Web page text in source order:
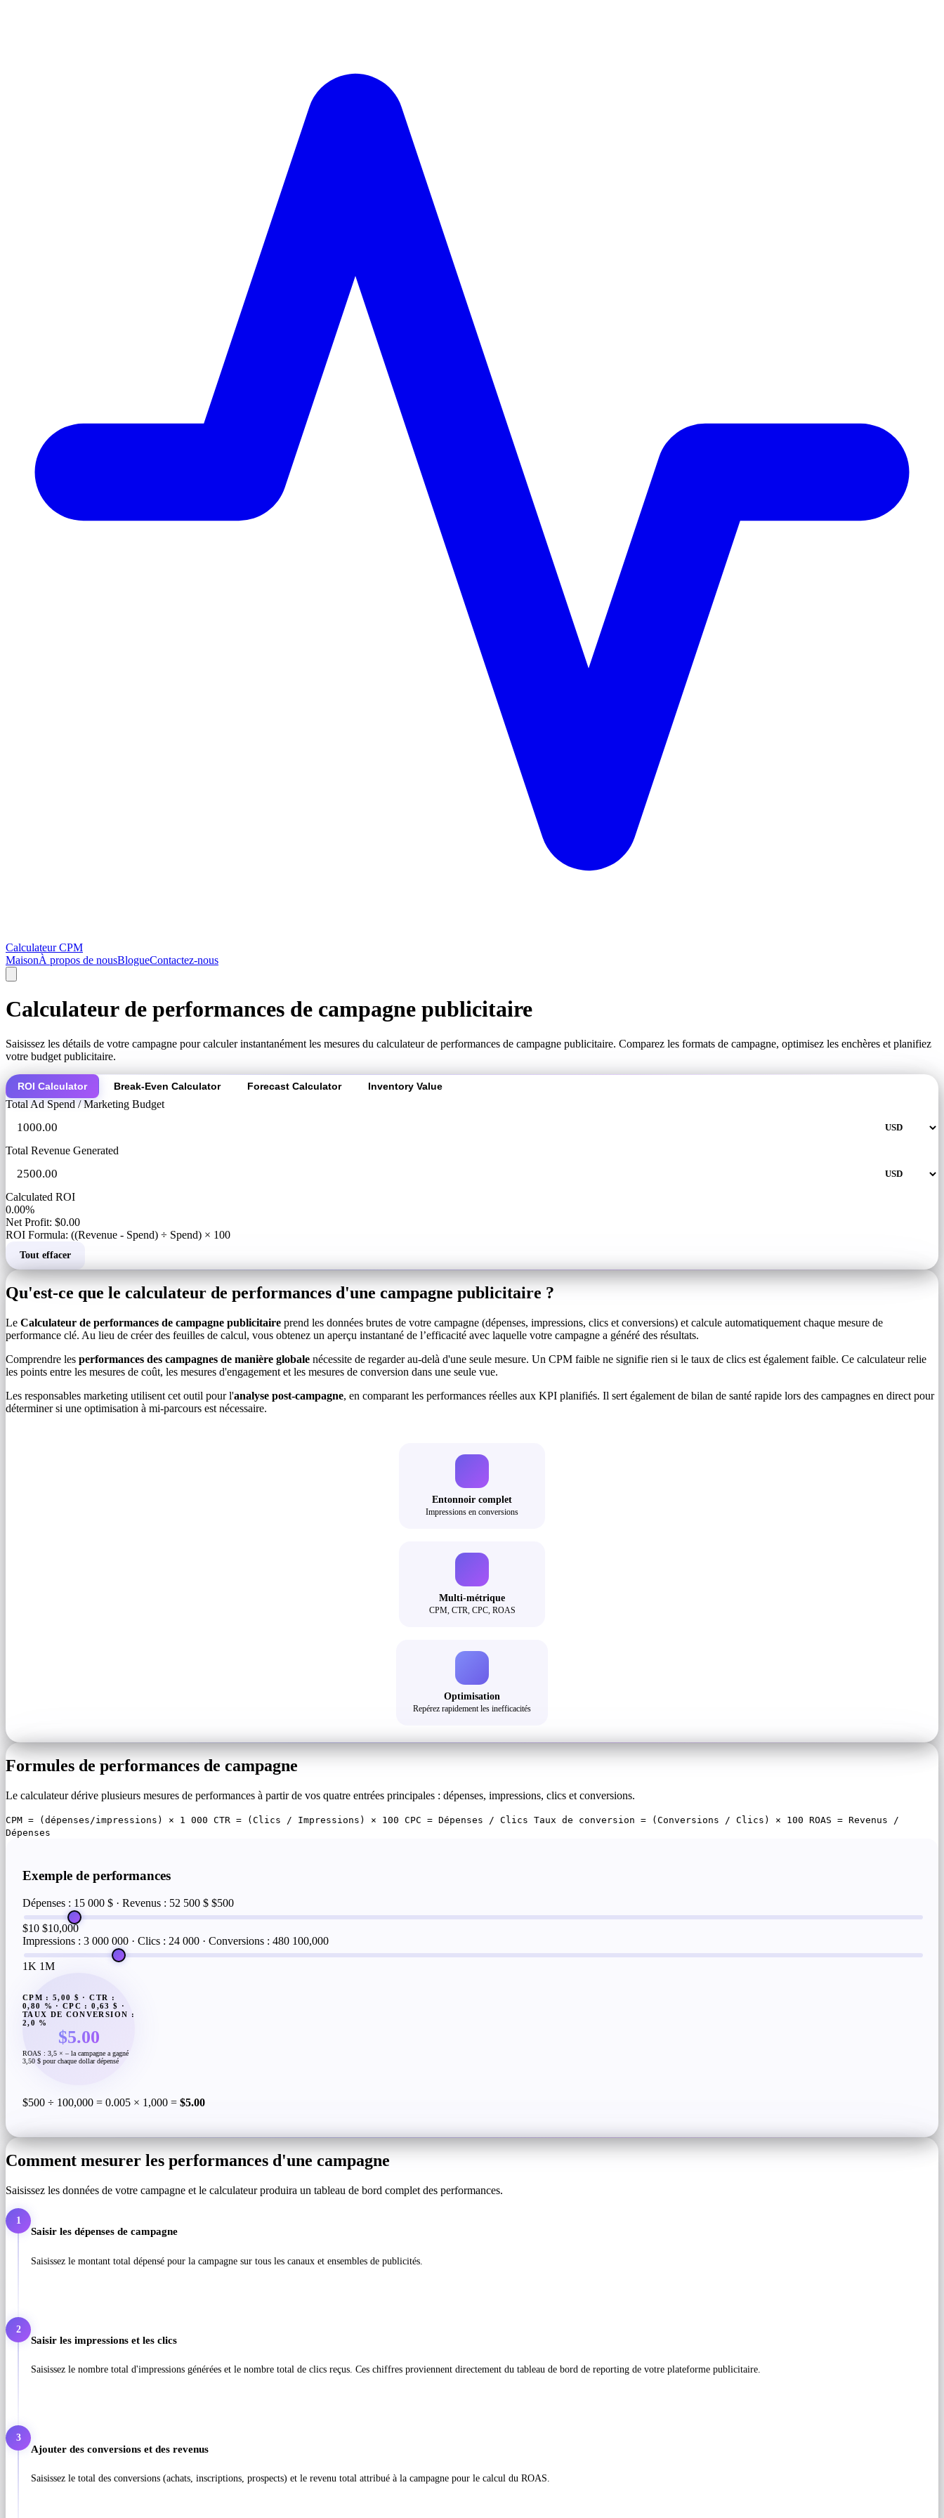
Calculateur CPM
MaisonÀ propos de nousBlogueContactez-nous
Calculateur de performances de campagne publicitaire
Saisissez les détails de votre campagne pour calculer instantanément les mesures du calculateur de performances de campagne publicitaire. Comparez les formats de campagne, optimisez les enchères et planifiez
votre budget publicitaire.
ROI Calculator Break-Even Calculator Forecast Calculator Inventory Value
Total Ad Spend / Marketing Budget
Total Revenue Generated
Calculated ROI
0.00%
Net Profit: $0.00
ROI Formula: ((Revenue - Spend) ÷ Spend) × 100
Tout effacer
Qu'est-ce que le calculateur de performances d'une campagne publicitaire ?
Le Calculateur de performances de campagne publicitaire prend les données brutes de votre campagne (dépenses, impressions, clics et conversions) et calcule automatiquement chaque mesure de
performance clé. Au lieu de créer des feuilles de calcul, vous obtenez un aperçu instantané de l’efficacité avec laquelle votre campagne a généré des résultats.
Comprendre les performances des campagnes de manière globale nécessite de regarder au-delà d'une seule mesure. Un CPM faible ne signifie rien si le taux de clics est également faible. Ce calculateur relie
les points entre les mesures de coût, les mesures d'engagement et les mesures de conversion dans une seule vue.
Les responsables marketing utilisent cet outil pour l'analyse post-campagne, en comparant les performances réelles aux KPI planifiés. Il sert également de bilan de santé rapide lors des campagnes en direct pour
déterminer si une optimisation à mi-parcours est nécessaire.
Entonnoir complet
Impressions en conversions
Multi-métrique
CPM, CTR, CPC, ROAS
Optimisation
Repérez rapidement les inefficacités
Formules de performances de campagne
Le calculateur dérive plusieurs mesures de performances à partir de vos quatre entrées principales : dépenses, impressions, clics et conversions.
CPM = (dépenses/impressions) × 1 000 CTR = (Clics / Impressions) × 100 CPC = Dépenses / Clics Taux de conversion = (Conversions / Clics) × 100 ROAS = Revenus /
Dépenses
Exemple de performances
Dépenses : 15 000 $ · Revenus : 52 500 $ $500
$10 $10,000
Impressions : 3 000 000 · Clics : 24 000 · Conversions : 480 100,000
1K 1M
CPM : 5,00 $ · CTR :
0,80 % · CPC : 0,63 $ ·
TAUX DE CONVERSION :
2,0 %
$5.00
ROAS : 3,5 × – la campagne a gagné
3,50 $ pour chaque dollar dépensé
$500 ÷ 100,000 = 0.005 × 1,000 = $5.00
Comment mesurer les performances d'une campagne
Saisissez les données de votre campagne et le calculateur produira un tableau de bord complet des performances.
1
Saisir les dépenses de campagne
Saisissez le montant total dépensé pour la campagne sur tous les canaux et ensembles de publicités.
2
Saisir les impressions et les clics
Saisissez le nombre total d'impressions générées et le nombre total de clics reçus. Ces chiffres proviennent directement du tableau de bord de reporting de votre plateforme publicitaire.
3
Ajouter des conversions et des revenus
Saisissez le total des conversions (achats, inscriptions, prospects) et le revenu total attribué à la campagne pour le calcul du ROAS.